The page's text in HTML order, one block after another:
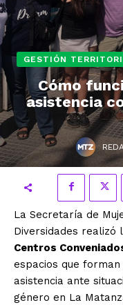
GESTIÓN
Cómo
asistencia
La Secretaría de
Diversidades realizó
Centros
espacios que
asistencia ante
género en La